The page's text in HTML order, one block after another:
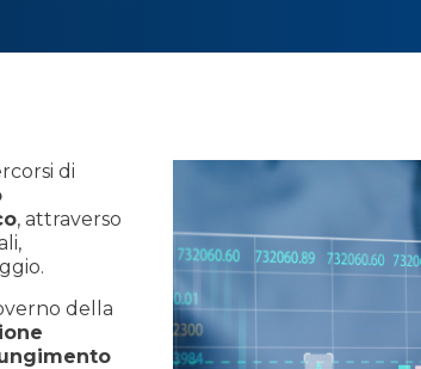
di
, attraverso
della